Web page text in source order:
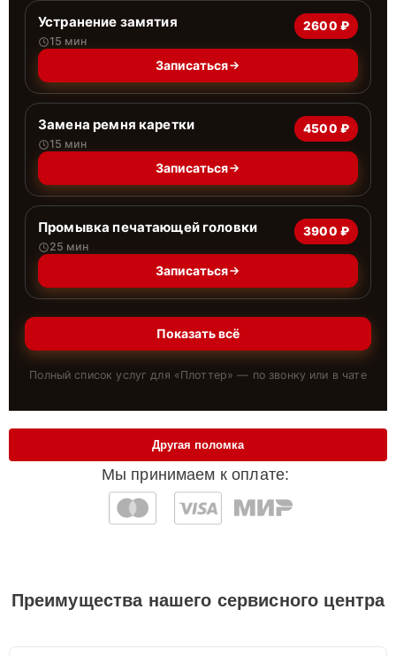
Устранение замятия
15 мин
2600 ₽
Записаться
Замена ремня каретки
15 мин
4500 ₽
Записаться
Промывка печатающей головки
25 мин
3900 ₽
Записаться
Показать всё
Полный список услуг для «Плоттер» — по звонку или в чате
Мы принимаем к оплате:
Другая поломка
Преимущества нашего сервисного центра